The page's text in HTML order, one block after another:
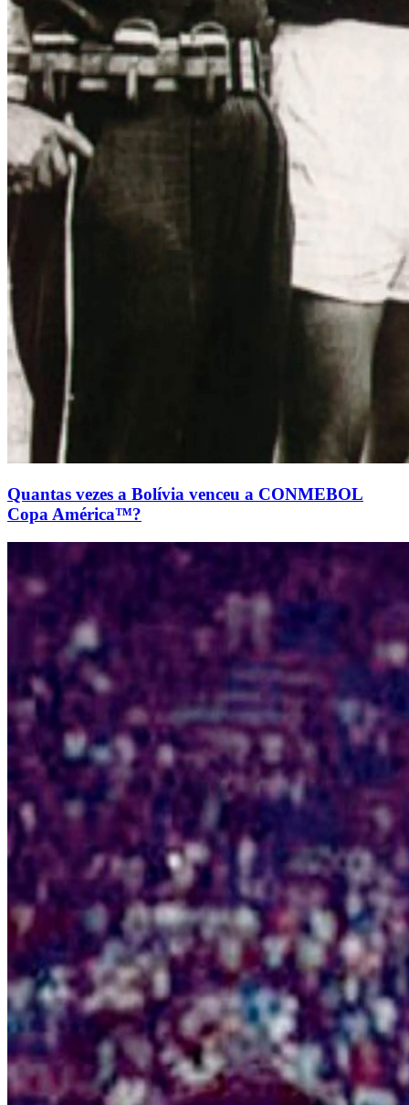
Quantas vezes a Bolívia venceu a CONMEBOL
Copa América™?